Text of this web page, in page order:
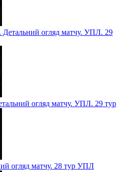
огляд матчу. УПЛ. 29
огляд матчу. УПЛ. 29 тур
огляд матчу. 28 тур УПЛ